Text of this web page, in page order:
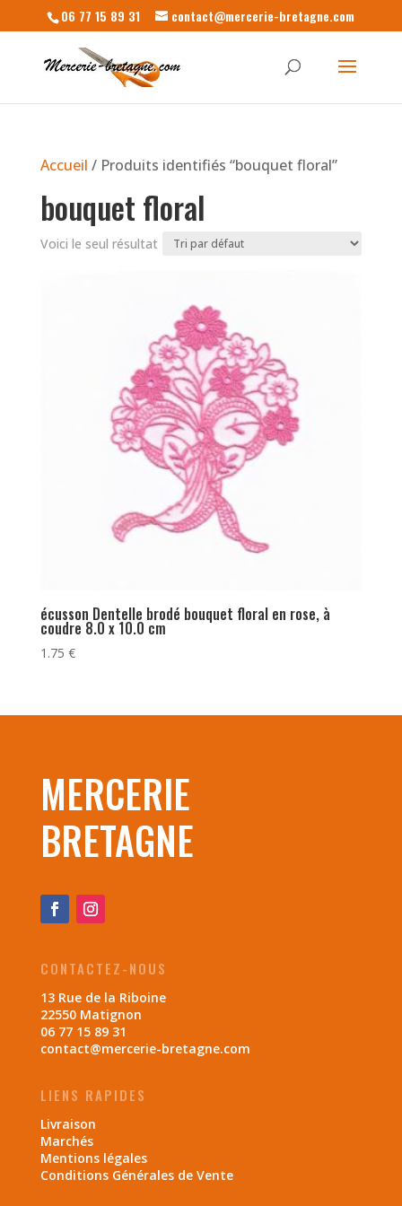
06 77 15 89 31 contact@mercerie-bretagne.com
Accueil / Produits identifiés “bouquet floral”
bouquet floral
Voici le seul résultat
écusson Dentelle brodé bouquet floral en rose, à
coudre 8.0 x 10.0 cm
1.75 €
MERCERIE
BRETAGNE
CONTACTEZ-NOUS
13 Rue de la Riboine
22550 Matignon
06 77 15 89 31
contact@mercerie-bretagne.com
LIENS RAPIDES
Livraison
Marchés
Mentions légales
Conditions Générales de Vente